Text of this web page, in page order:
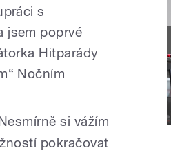
s
jsem poprvé
Hitparády
Nočním
si vážím
pokračovat